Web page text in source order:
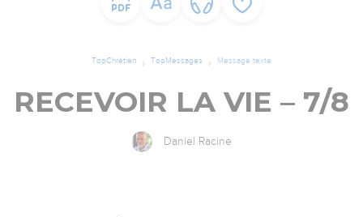
TopChrétien TopMessages Message texte
RECEVOIR LA VIE – 7/8
Daniel Racine